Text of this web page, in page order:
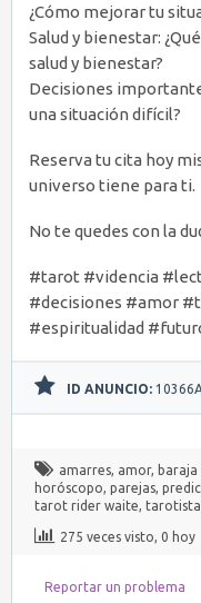
¿Cómo mejorar tu
Salud y bienestar:
salud y bienestar?
Decisiones
una situación difícil?
Reserva tu cita hoy
universo tiene para ti.
No te quedes con la
#tarot #videncia
#decisiones #amor
#espiritualidad
ID ANUNCIO:
amarres, amor, baraja
horóscopo, parejas,
tarot rider waite,
275 veces visto, 0 hoy
Reportar un problema